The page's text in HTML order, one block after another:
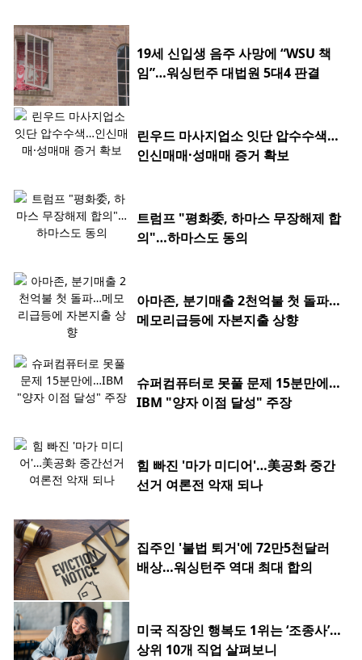
19세 신입생 음주 사망에 “WSU 책
임”…워싱턴주 대법원 5대4 판결
린우드 마사지업소 잇단 압수수색…
인신매매·성매매 증거 확보
트럼프 "평화委, 하마스 무장해제 합
의"…하마스도 동의
아마존, 분기매출 2천억불 첫 돌파…
메모리급등에 자본지출 상향
슈퍼컴퓨터로 못풀 문제 15분만에…
IBM "양자 이점 달성" 주장
힘 빠진 '마가 미디어'…美공화 중간
선거 여론전 악재 되나
집주인 '불법 퇴거'에 72만5천달러
배상…워싱턴주 역대 최대 합의
미국 직장인 행복도 1위는 ‘조종사’…
상위 10개 직업 살펴보니